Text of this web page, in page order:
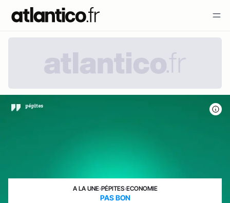
A LA UNE›PÉPITES›ECONOMIE
PAS BON